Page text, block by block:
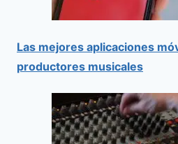
Las mejores aplicaciones
productores musicales